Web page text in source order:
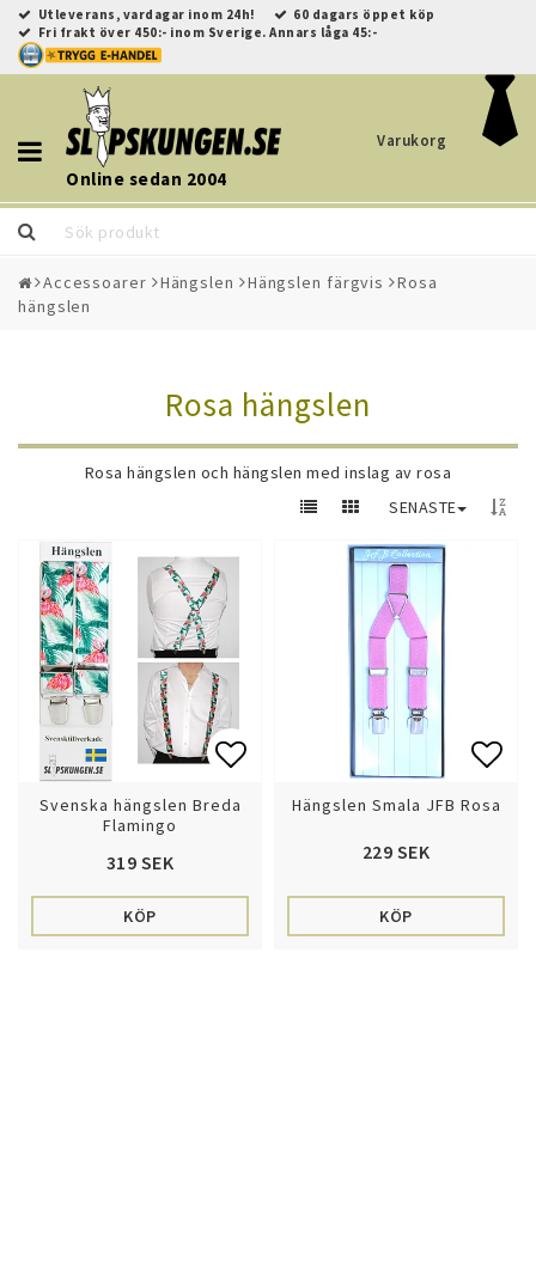
Utleverans, vardagar inom 24h!
60 dagars öppet köp
Fri frakt över 450:- inom Sverige. Annars låga 45:-
Online sedan 2004
Varukorg
Toggle
navigation
Accessoarer Hängslen Hängslen färgvis
Rosa
hängslen
Rosa hängslen
Rosa hängslen och hängslen med inslag av rosa
SENASTE
Lägg till i favoritlistan
Svenska hängslen Breda
Flamingo
319 SEK
KÖP
Hängslen Smala JFB Rosa
229 SEK
KÖP